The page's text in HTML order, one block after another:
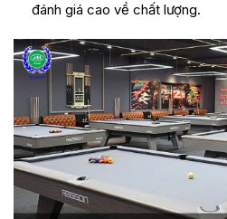
đánh giá cao về chất lượng.